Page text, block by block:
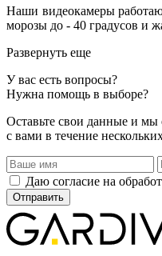
Наши видеокамеры
морозы до - 40 градусов и
Развернуть еще
У вас есть вопросы?
Нужна помощь в выборе?
Оставьте свои данные и мы
с вами в течение
Даю согласие на